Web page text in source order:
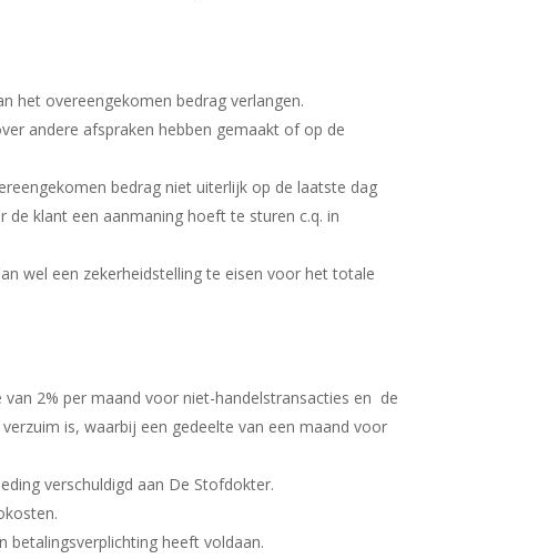
het overeengekomen bedrag verlangen.
andere afspraken hebben gemaakt of op de
bedrag niet uiterlijk op de laatste dag
klant een aanmaning hoeft te sturen c.q. in
wel een zekerheidstelling te eisen voor het totale
2% per maand voor niet-handelstransacties en de
is, waarbij een gedeelte van een maand voor
verschuldigd aan De Stofdokter.
heeft voldaan.